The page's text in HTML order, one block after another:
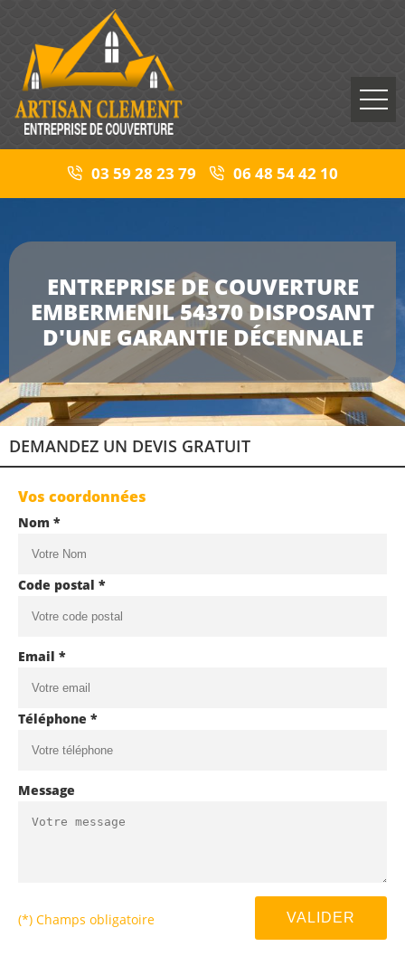
03 59 28 23 79 06 48 54 42 10
ENTREPRISE DE COUVERTURE
EMBERMENIL 54370 DISPOSANT
D'UNE GARANTIE DÉCENNALE
DEMANDEZ UN DEVIS GRATUIT
Vos coordonnées
Nom *
Code postal *
Email *
Téléphone *
Message
(*) Champs obligatoire